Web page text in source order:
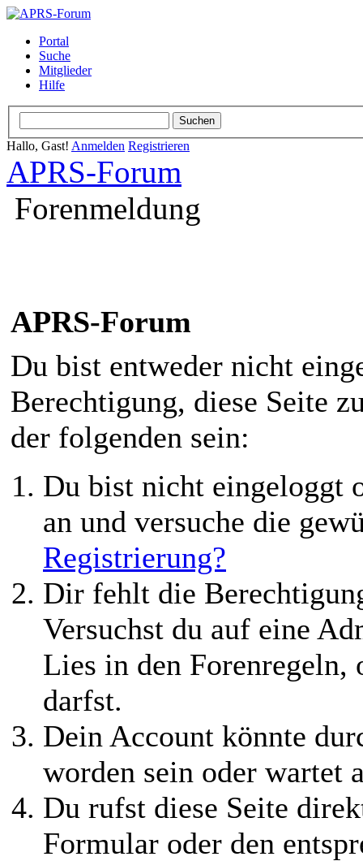
Portal
Suche
Mitglieder
Hilfe
Hallo, Gast! Anmelden Registrieren
APRS-Forum
Forenmeldung
APRS-Forum
Du bist entweder nicht
Berechtigung, diese Seite
der folgenden sein:
Du bist nicht eingeloggt
an und versuche die
Registrierung?
Dir fehlt die
Versuchst du auf eine
Lies in den Forenregeln,
darfst.
Dein Account könnte
worden sein oder wartet
Du rufst diese Seite
Formular oder den